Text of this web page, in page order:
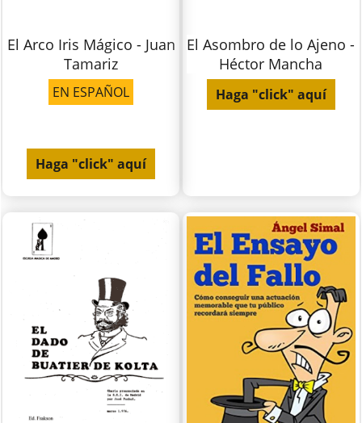
El Arco Iris Mágico - Juan
Tamariz
EN ESPAÑOL
Haga "click" aquí
El Asombro de lo Ajeno -
Héctor Mancha
Haga "click" aquí